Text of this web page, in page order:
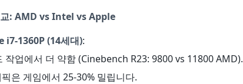
교: AMD vs Intel vs Apple
i7-1360P (14세대):
작업에서 더 약함 (Cinebench R23: 9800 vs 11800 AMD).
은 게임에서 25-30% 밀립니다.